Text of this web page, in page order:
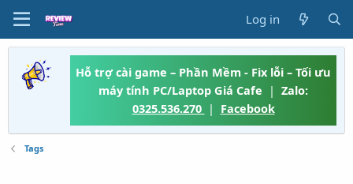
Log in
Hỗ trợ cài game – Phần Mềm - Fix lỗi – Tối ưu
máy tính PC/Laptop Giá Cafe | Zalo:
0325.536.270 | Facebook
Tags